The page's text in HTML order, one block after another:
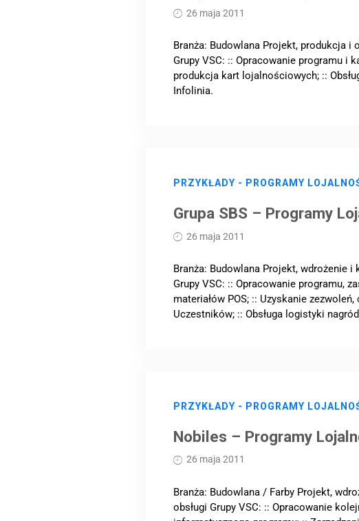
26 maja 2011
Branża: Budowlana Projekt, produkcja i
Grupy VSC: :: Opracowanie programu i
produkcja kart lojalnościowych; ::
Infolinia.
PRZYKŁADY - PROGRAMY
Grupa SBS – Programy
26 maja 2011
Branża: Budowlana Projekt, wdrożenie
Grupy VSC: :: Opracowanie programu,
materiałów POS; :: Uzyskanie
Uczestników; :: Obsługa logistyki
PRZYKŁADY - PROGRAMY
Nobiles – Programy
26 maja 2011
Branża: Budowlana / Farby Projekt,
obsługi Grupy VSC: :: Opracowanie